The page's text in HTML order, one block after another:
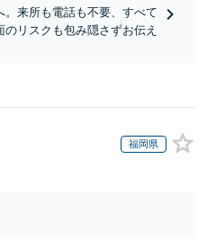
。来所も電話も不要、すべて
リスクも包み隠さずお伝え
福岡県